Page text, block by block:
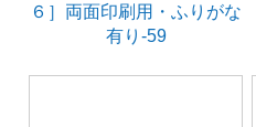
６］両面印刷用・ふりがな
有り-59